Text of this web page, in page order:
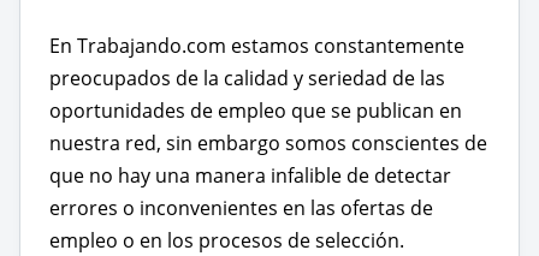
En Trabajando.com estamos constantemente
preocupados de la calidad y seriedad de las
oportunidades de empleo que se publican en
nuestra red, sin embargo somos conscientes de
que no hay una manera infalible de detectar
errores o inconvenientes en las ofertas de
empleo o en los procesos de selección.